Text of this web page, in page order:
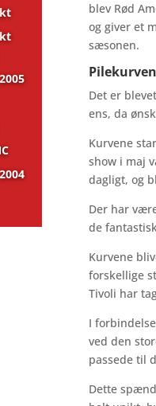
blev Rød
og giver et
sæsonen.
Det er
ens, da
Kurvene
show i maj
dagligt, og
Der har
de
Kurvene
forskellige
Tivoli har
I
ved den
passede til
Dette